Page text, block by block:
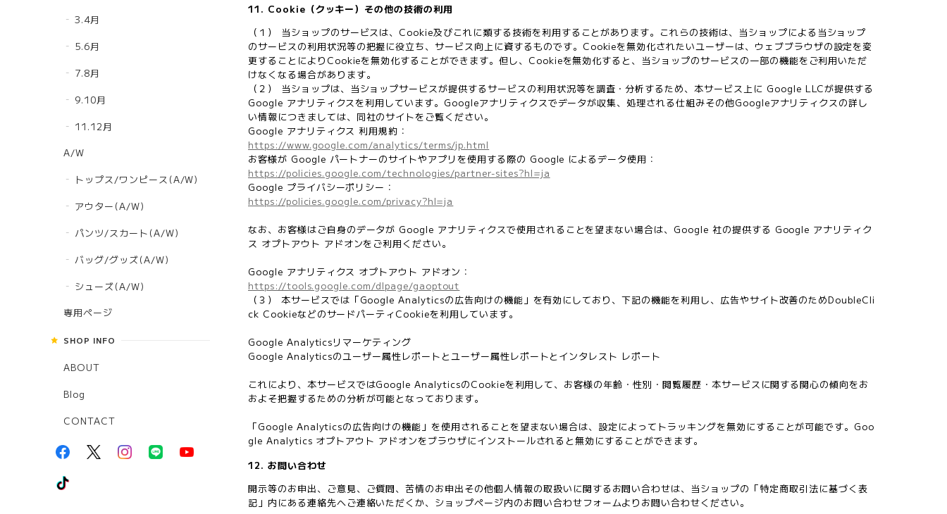
3.4月
5.6月
7.8月
9.10月
11.12月
A/W
トップス/ワンピース(A/W)
アウター(A/W)
パンツ/スカート(A/W)
バッグ/グッズ(A/W)
シューズ(A/W)
専用ページ
SHOP INFO
ABOUT
Blog
CONTACT
11. Cookie（クッキー）その他の技術の利用
（１） 当ショップのサービスは、Cookie及びこれに類する技術を利用することがあります。これらの技術は、当ショップによる当ショップ
のサービスの利用状況等の把握に役立ち、サービス向上に資するものです。Cookieを無効化されたいユーザーは、ウェブブラウザの設定を変
更することによりCookieを無効化することができます。但し、Cookieを無効化すると、当ショップのサービスの一部の機能をご利用いただ
けなくなる場合があります。
（２） 当ショップは、当ショップサービスが提供するサービスの利用状況等を調査・分析するため、本サービス上に Google LLCが提供する
Google アナリティクスを利用しています。Googleアナリティクスでデータが収集、処理される仕組みその他Googleアナリティクスの詳し
い情報につきましては、同社のサイトをご覧ください。
Google アナリティクス 利用規約：
https://www.google.com/analytics/terms/jp.html
お客様が Google パートナーのサイトやアプリを使用する際の Google によるデータ使用：
https://policies.google.com/technologies/partner-sites?hl=ja
Google プライバシーポリシー：
https://policies.google.com/privacy?hl=ja
なお、お客様はご自身のデータが Google アナリティクスで使用されることを望まない場合は、Google 社の提供する Google アナリティク
ス オプトアウト アドオンをご利用ください。
Google アナリティクス オプトアウト アドオン：
https://tools.google.com/dlpage/gaoptout
（３） 本サービスでは「Google Analyticsの広告向けの機能」を有効にしており、下記の機能を利用し、広告やサイト改善のためDoubleCli
ck CookieなどのサードパーティCookieを利用しています。
Google Analyticsリマーケティング
Google Analyticsのユーザー属性レポートとユーザー属性レポートとインタレスト レポート
これにより、本サービスではGoogle AnalyticsのCookieを利用して、お客様の年齢・性別・閲覧履歴・本サービスに関する関心の傾向をお
およそ把握するための分析が可能となっております。
「Google Analyticsの広告向けの機能」を使用されることを望まない場合は、設定によってトラッキングを無効にすることが可能です。Goo
gle Analytics オプトアウト アドオンをブラウザにインストールされると無効にすることができます。
12. お問い合わせ
開示等のお申出、ご意見、ご質問、苦情のお申出その他個人情報の取扱いに関するお問い合わせは、当ショップの「特定商取引法に基づく表
記」内にある連絡先へご連絡いただくか、ショップページ内のお問い合わせフォームよりお問い合わせください。